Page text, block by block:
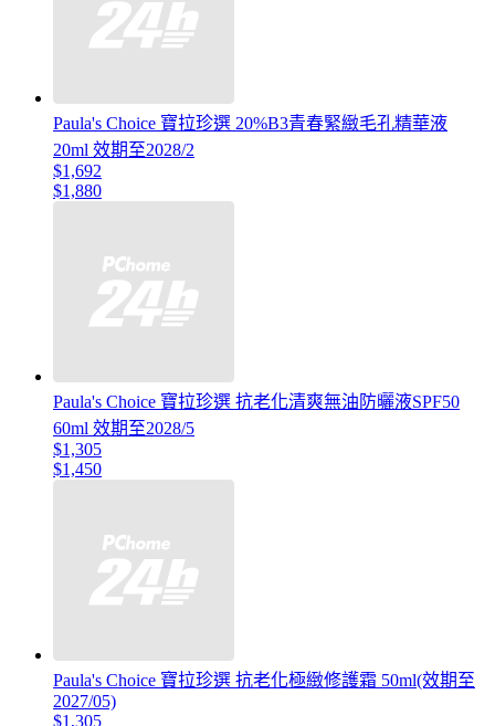
Paula's Choice 寶拉珍選 20%B3青春緊緻毛孔精華液
20ml 效期至2028/2
$1,692
$1,880
Paula's Choice 寶拉珍選 抗老化清爽無油防曬液SPF50
60ml 效期至2028/5
$1,305
$1,450
Paula's Choice 寶拉珍選 抗老化極緻修護霜 50ml(效期至
2027/05)
$1,305